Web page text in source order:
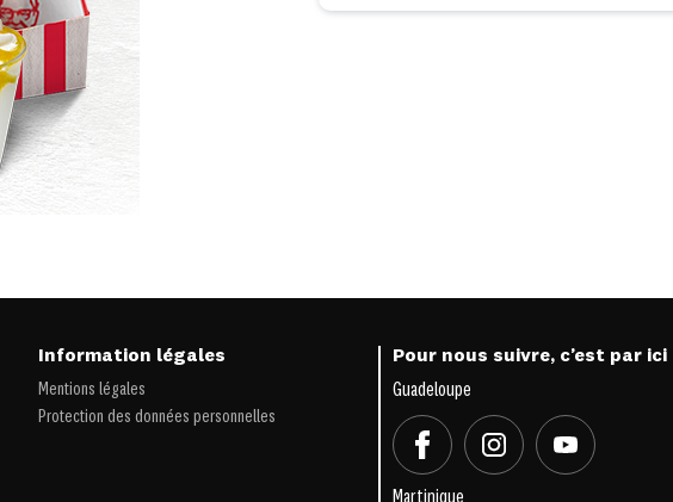
Information légales
Mentions légales
Protection des données personnelles
Pour nous suivre, c’est par ici
Guadeloupe
Martinique